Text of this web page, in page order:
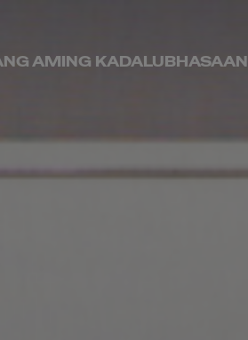
AMING KADALUBHASAAN